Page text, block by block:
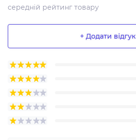
середній рейтинг товару
+ Додати відгук